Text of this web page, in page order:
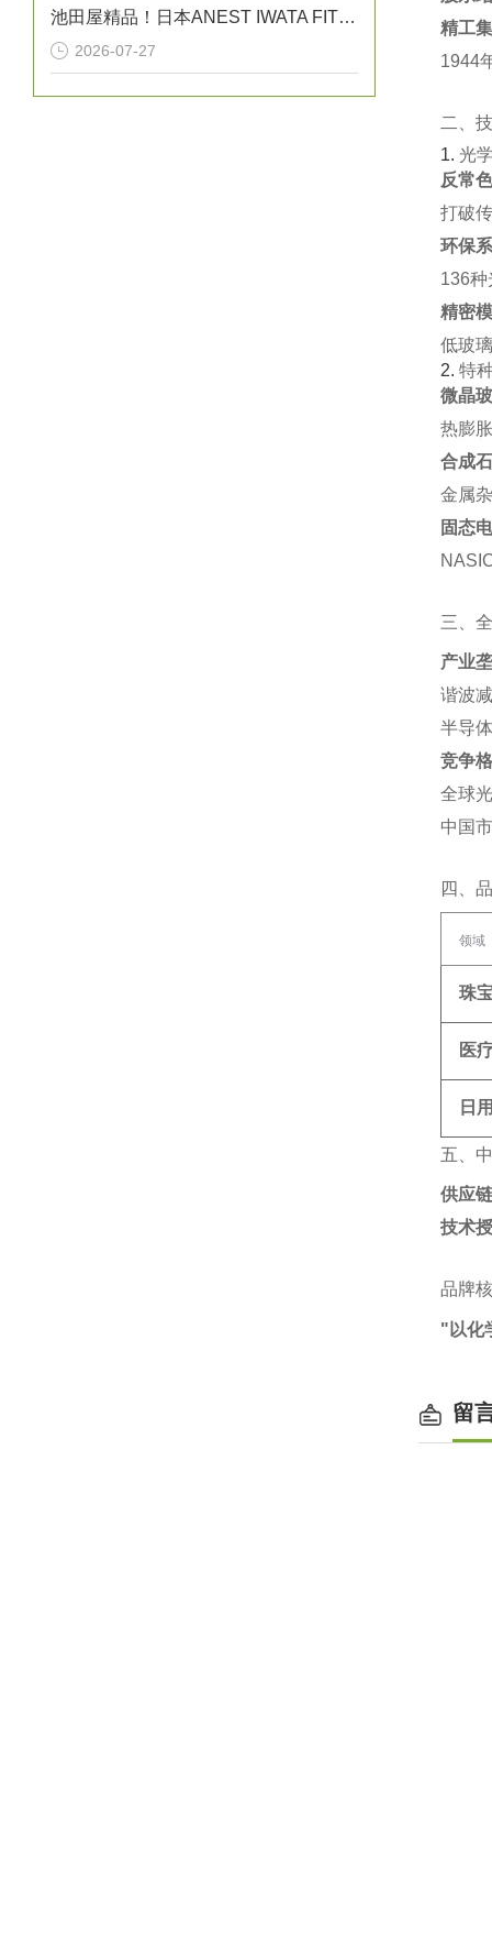
池田屋精品！日本ANEST IWATA FIT13064B无油活塞式空压机
2026-07-27
精工
1944
二、
1. ‌ 光
反常
打破
环保
136
精密
低玻
2. ‌ 特
微晶
热膨
合成
金属
固态
三、
产业
谐波
半导
竞争
全球
中国
四、
领域
珠
医
日
五、
供应
技术
品牌
"以化
留